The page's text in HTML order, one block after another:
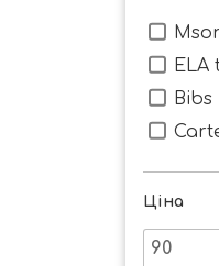
ELA
Bibs
Ціна